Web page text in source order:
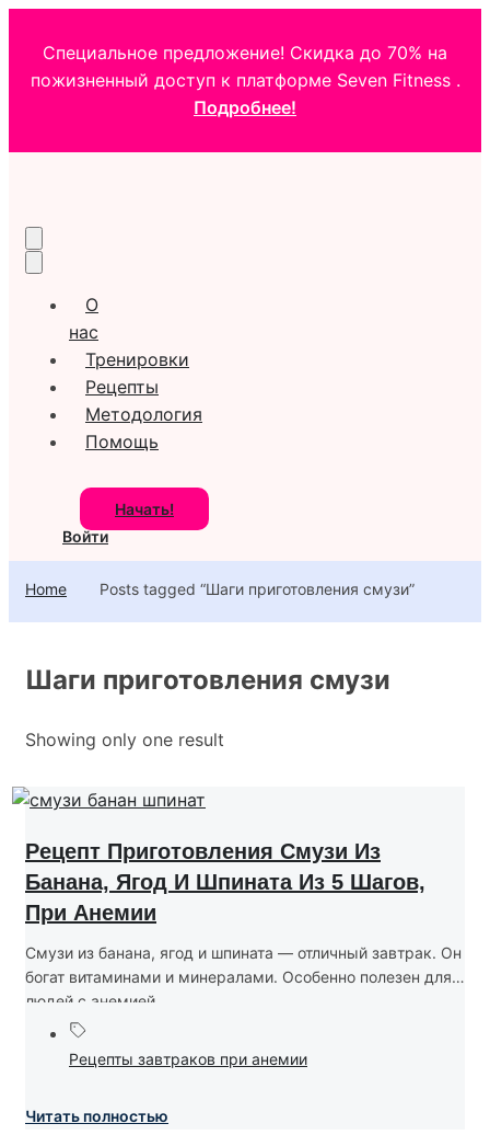
Специальное предложение! Скидка до 70% на
пожизненный доступ к платформе Seven Fitness .
Подробнее!
О
нас
Тренировки
Рецепты
Методология
Помощь
Начать!
Войти
Home Posts tagged “Шаги приготовления смузи”
Шаги приготовления смузи
Showing only one result
Рецепт Приготовления Смузи Из
Банана, Ягод И Шпината Из 5 Шагов,
При Анемии
Смузи из банана, ягод и шпината — отличный завтрак. Он
богат витаминами и минералами. Особенно полезен для
людей с анемией....
Рецепты завтраков при анемии
Читать полностью